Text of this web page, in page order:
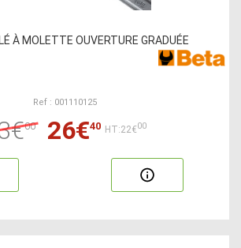
À MOLETTE OUVERTURE GRADUÉE
Ref : 001110125
00 26€40 HT:22€00